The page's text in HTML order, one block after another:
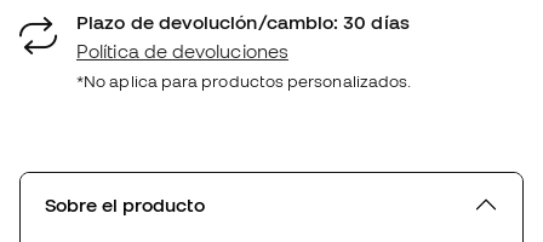
Plazo de devolución/cambio: 30 días
Política de devoluciones
*No aplica para productos personalizados.
Sobre el producto